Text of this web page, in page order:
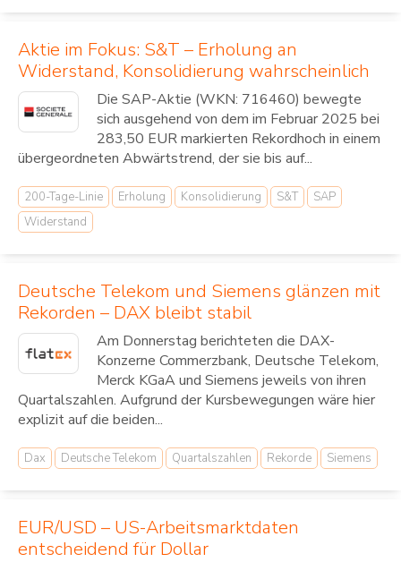
Aktie im Fokus: S&T – Erholung an
Widerstand, Konsolidierung wahrscheinlich
Die SAP-Aktie (WKN: 716460) bewegte
sich ausgehend von dem im Februar 2025 bei
283,50 EUR markierten Rekordhoch in einem
übergeordneten Abwärtstrend, der sie bis auf...
200-Tage-Linie Erholung Konsolidierung S&T
SAP
Widerstand
Deutsche Telekom und Siemens glänzen mit
Rekorden – DAX bleibt stabil
Am Donnerstag berichteten die DAX-
Konzerne Commerzbank, Deutsche Telekom,
Merck KGaA und Siemens jeweils von ihren
Quartalszahlen. Aufgrund der Kursbewegungen wäre hier
explizit auf die beiden...
Dax Deutsche Telekom Quartalszahlen Rekorde Siemens
EUR/USD – US-Arbeitsmarktdaten
entscheidend für Dollar